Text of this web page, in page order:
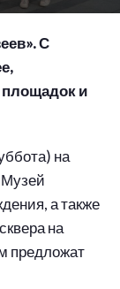
С
площадок и
на
Музей
а также
на
предложат